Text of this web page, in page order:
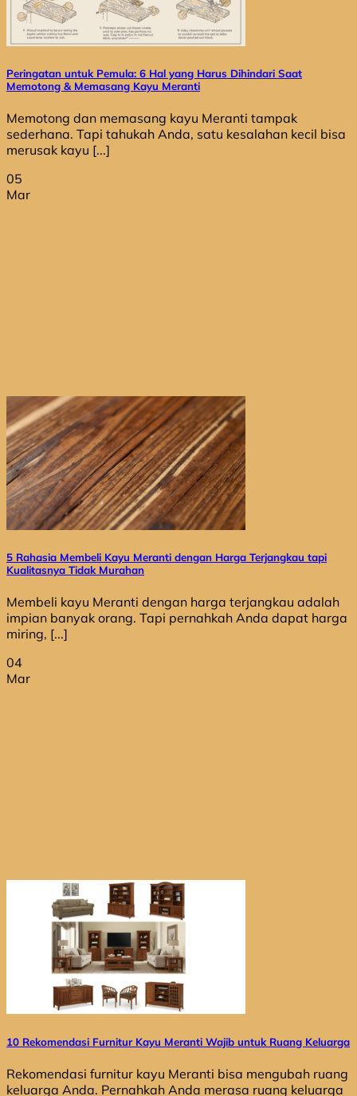
Peringatan untuk Pemula: 6 Hal yang Harus Dihindari Saat
Memotong & Memasang Kayu Meranti
Memotong dan memasang kayu Meranti tampak
sederhana. Tapi tahukah Anda, satu kesalahan kecil bisa
merusak kayu [...]
05
Mar
5 Rahasia Membeli Kayu Meranti dengan Harga Terjangkau tapi
Kualitasnya Tidak Murahan
Membeli kayu Meranti dengan harga terjangkau adalah
impian banyak orang. Tapi pernahkah Anda dapat harga
miring, [...]
04
Mar
10 Rekomendasi Furnitur Kayu Meranti Wajib untuk Ruang Keluarga
Rekomendasi furnitur kayu Meranti bisa mengubah ruang
keluarga Anda. Pernahkah Anda merasa ruang keluarga